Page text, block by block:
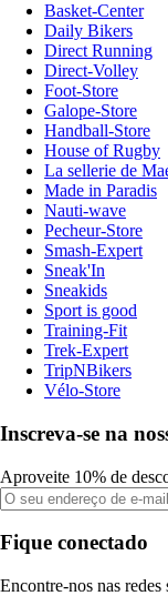
Basket-Center
Daily Bikers
Direct Running
Direct-Volley
Foot-Store
Galope-Store
Handball-Store
House of Rugby
La sellerie de
Made in Paradis
Nauti-wave
Pecheur-Store
Smash-Expert
Sneak'In
Sneakids
Sport is good
Training-Fit
Trek-Expert
TripNBikers
Vélo-Store
Inscreva-se na
Aproveite 10% de
Fique conectado
Encontre-nos nas redes